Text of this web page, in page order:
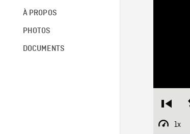
À PROPOS
PHOTOS
DOCUMENTS
Restart
1x